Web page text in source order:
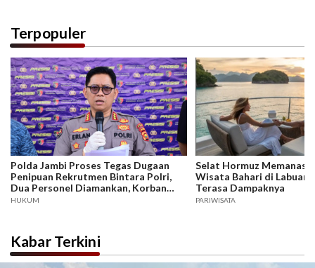
Terpopuler
Polda Jambi Proses Tegas Dugaan
Penipuan Rekrutmen Bintara Polri,
Dua Personel Diamankan, Korban
Dari Rakyat Biasa Hingga Perwira,
HUKUM
Selat Hormuz Memanas,
Wisata Bahari di Labuan
Terasa Dampaknya
PARIWISATA
Kabar Terkini